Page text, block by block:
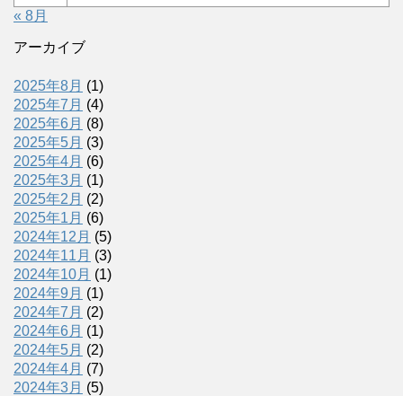
« 8月
アーカイブ
2025年8月 (1)
2025年7月 (4)
2025年6月 (8)
2025年5月 (3)
2025年4月 (6)
2025年3月 (1)
2025年2月 (2)
2025年1月 (6)
2024年12月 (5)
2024年11月 (3)
2024年10月 (1)
2024年9月 (1)
2024年7月 (2)
2024年6月 (1)
2024年5月 (2)
2024年4月 (7)
2024年3月 (5)